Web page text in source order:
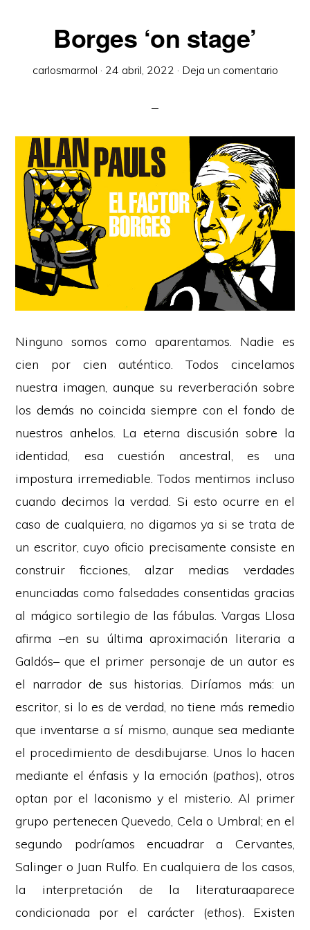
Borges ‘on stage’
carlosmarmol · 24 abril, 2022 · Deja un comentario
Ninguno somos como aparentamos. Nadie es
cien por cien auténtico. Todos cincelamos
nuestra imagen, aunque su reverberación sobre
los demás no coincida siempre con el fondo de
nuestros anhelos. La eterna discusión sobre la
identidad, esa cuestión ancestral, es una
impostura irremediable. Todos mentimos incluso
cuando decimos la verdad. Si esto ocurre en el
caso de cualquiera, no digamos ya si se trata de
un escritor, cuyo oficio precisamente consiste en
construir ficciones, alzar medias verdades
enunciadas como falsedades consentidas gracias
al mágico sortilegio de las fábulas. Vargas Llosa
afirma –en su última aproximación literaria a
Galdós– que el primer personaje de un autor es
el narrador de sus historias. Diríamos más: un
escritor, si lo es de verdad, no tiene más remedio
que inventarse a sí mismo, aunque sea mediante
el procedimiento de desdibujarse. Unos lo hacen
mediante el énfasis y la emoción (pathos), otros
optan por el laconismo y el misterio. Al primer
grupo pertenecen Quevedo, Cela o Umbral; en el
segundo podríamos encuadrar a Cervantes,
Salinger o Juan Rulfo. En cualquiera de los casos,
la interpretación de la literaturaaparece
condicionada por el carácter (ethos). Existen